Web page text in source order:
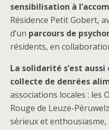
sensibilisation à
Résidence Petit Gobert,
d’un parcours de
résidents, en
La solidarité s’est
collecte de denrées
associations locales : les
Rouge de Leuze-
sérieux et